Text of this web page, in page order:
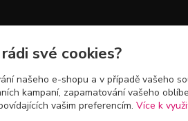
své cookies?
našeho e-shopu a v případě vašeho
kampaní, zapamatování vašeho
vašim preferencím. Více k